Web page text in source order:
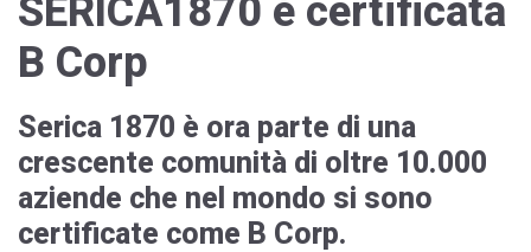
SERICA1870 è certificata
B Corp
Serica 1870 è ora parte di una
crescente comunità di oltre 10.000
aziende che nel mondo si sono
certificate come B Corp.